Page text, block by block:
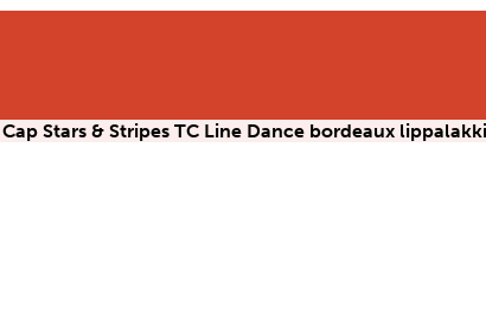
Cap Stars & Stripes TC Line Dance bordeaux lippalakki